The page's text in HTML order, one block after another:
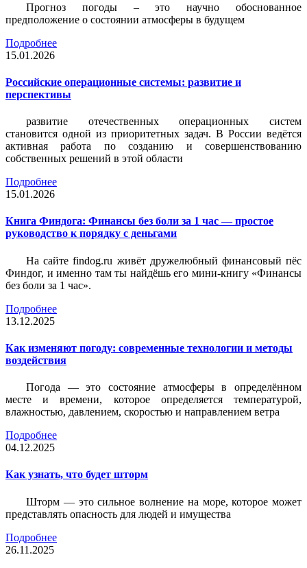
Прогноз погоды – это научно обоснованное
предположение о состоянии атмосферы в будущем
Подробнее
15.01.2026
Российские операционные системы: развитие и
перспективы
развитие отечественных операционных систем
становится одной из приоритетных задач. В России ведётся
активная работа по созданию и совершенствованию
собственных решений в этой области
Подробнее
15.01.2026
Книга Финдога: Финансы без боли за 1 час — простое
руководство к порядку с деньгами
На сайте findog.ru живёт дружелюбный финансовый пёс
Финдог, и именно там ты найдёшь его мини‑книгу «Финансы
без боли за 1 час».
Подробнее
13.12.2025
Как изменяют погоду: современные технологии и методы
воздействия
Погода — это состояние атмосферы в определённом
месте и времени, которое определяется температурой,
влажностью, давлением, скоростью и направлением ветра
Подробнее
04.12.2025
Как узнать, что будет шторм
Шторм — это сильное волнение на море, которое может
представлять опасность для людей и имущества
Подробнее
26.11.2025